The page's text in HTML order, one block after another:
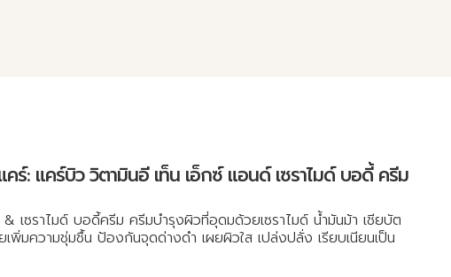
ร์: แคร์บิว วิตามินอี เท็น เอ็กซ์ แอนด์ เซราไมด์ บอดี้ ครีม
เซราไมด์ บอดี้ครีม ครีมบำรุงผิวที่อุดมด้วยเซราไมด์ น้ำมันม้า เชียบัต
เพิ่มความชุ่มชื้น ป้องกันจุดด่างดำ เผยผิวใส เปล่งปลั่ง เรียบเนียนเป็น